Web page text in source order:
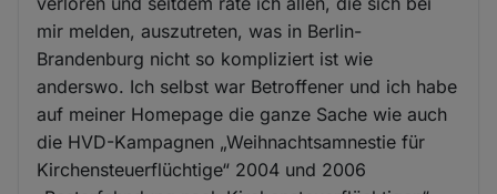
mir melden, auszutreten, was in Berlin-
Brandenburg nicht so kompliziert ist wie
anderswo. Ich selbst war Betroffener und ich habe
auf meiner Homepage die ganze Sache wie auch
die HVD-Kampagnen „Weihnachtsamnestie für
Kirchensteuerflüchtige“ 2004 und 2006